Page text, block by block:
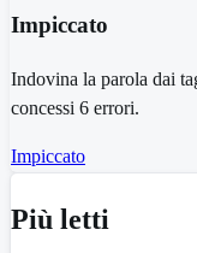
Impiccato
Indovina la parola dai
concessi 6 errori.
Impiccato
Più letti